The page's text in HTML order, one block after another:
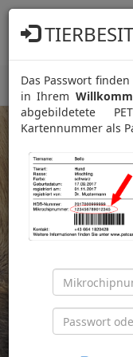
PETCARD
START
wieder
Das Passwort
in Ihrem
abgebildetete
Kartennummer als